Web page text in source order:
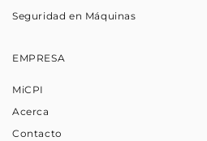
Seguridad en Máquinas
EMPRESA
MiCPI
Acerca
Contacto